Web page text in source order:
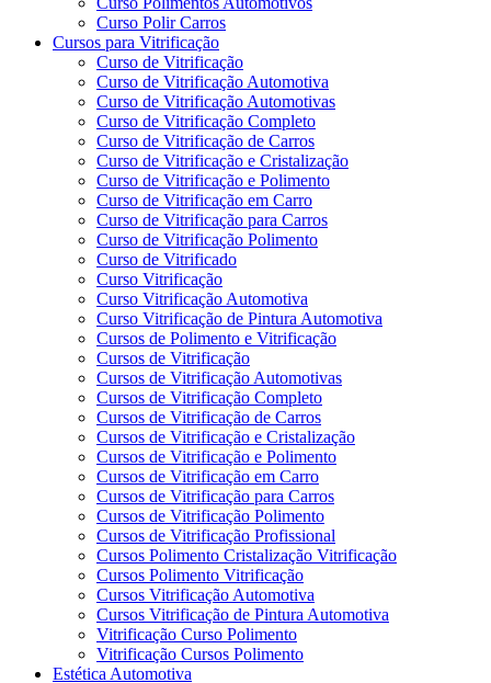
Curso Polir Carros
Cursos para Vitrificação
Curso de Vitrificação
Curso de Vitrificação Automotiva
Curso de Vitrificação Automotivas
Curso de Vitrificação Completo
Curso de Vitrificação de Carros
Curso de Vitrificação e Cristalização
Curso de Vitrificação e Polimento
Curso de Vitrificação em Carro
Curso de Vitrificação para Carros
Curso de Vitrificação Polimento
Curso de Vitrificado
Curso Vitrificação
Curso Vitrificação Automotiva
Curso Vitrificação de Pintura Automotiva
Cursos de Polimento e Vitrificação
Cursos de Vitrificação
Cursos de Vitrificação Automotivas
Cursos de Vitrificação Completo
Cursos de Vitrificação de Carros
Cursos de Vitrificação e Cristalização
Cursos de Vitrificação e Polimento
Cursos de Vitrificação em Carro
Cursos de Vitrificação para Carros
Cursos de Vitrificação Polimento
Cursos de Vitrificação Profissional
Cursos Polimento Cristalização Vitrificação
Cursos Polimento Vitrificação
Cursos Vitrificação Automotiva
Cursos Vitrificação de Pintura Automotiva
Vitrificação Curso Polimento
Vitrificação Cursos Polimento
Estética Automotiva